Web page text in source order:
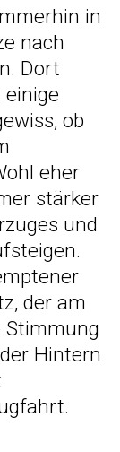
in
nach
Dort
ob
eher
stärker
und
der am
Stimmung
Hintern